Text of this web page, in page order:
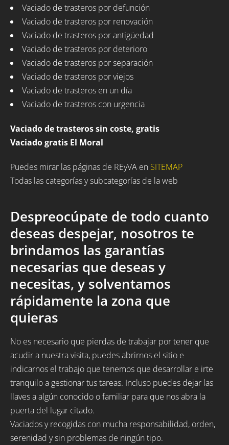
Vaciado de trasteros por defunción
Vaciado de trasteros por renovación
Vaciado de trasteros por antigüedad
Vaciado de trasteros por deterioro
Vaciado de trasteros por separación
Vaciado de trasteros por viejos
Vaciado de trasteros en un día
Vaciado de trasteros con urgencia
Vaciado de trasteros sin coste, gratis
Vaciado gratis El Moral
Puedes mirar las páginas de REyVA en SITEMAP
Todas las categorías y subcategorías de la web
Despreocúpate de todo cuanto
deseas despejar, nosotros te
brindamos las garantías
necesarias que deseas y
necesitas, y solventamos
rápidamente la zona que
quieras
No es necesario que pierdas de trabajar por tener que
acudir a nuestra visita, puedes abrirnos el sitio e
indicarnos el trabajo que tenemos que desarrollar e irte
tranquilo a gestionar tus tareas. Incluso puedes dejar las
llaves a algún conocido o familiar para que nos abra la
puerta del lugar citado.
Vaciados y recogidas con mucha responsabilidad, orden,
serenidad y sin problemas de ningún tipo.